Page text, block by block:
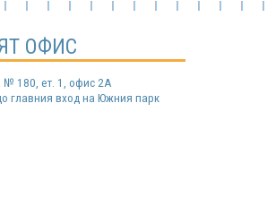
ОФИС
№ 180, ет. 1, офис 2А
главния вход на Южния парк